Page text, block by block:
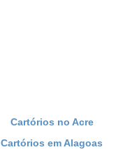
Cartórios no Acre
Cartórios em Alagoas